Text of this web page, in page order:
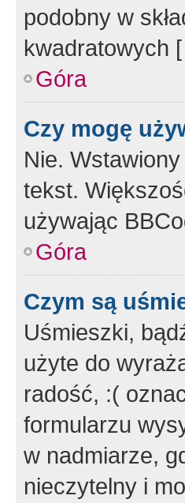
podobny w
kwadratowych
Góra
Czy mogę
Nie.
tekst.
używając
Góra
Czym są
Uśmieszki,
użyte do
radość, :(
formularzu
w nadmiarze,
nieczytelny i